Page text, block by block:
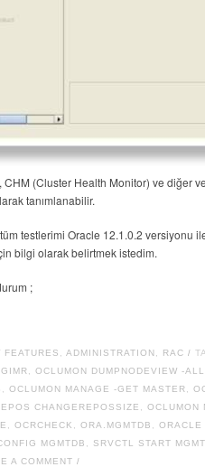
CHM (Cluster Health Monitor) ve diğer
tanımlanabilir.
testlerimi Oracle 12.1.0.2 versiyonu
bilgi olarak belirtmek istedim.
;
FEATURES ADMINISTRATION RAC /
GIMR OCLUMON DUMPNODEVIEW -
OCLUMON MANAGE -GET MASTER
CHANGEREPOSSIZE
OCLUMON
OCRCHECK ORA.MGMTDB ORACLE
MGMTDB SRVCTL START
A COMMENT /